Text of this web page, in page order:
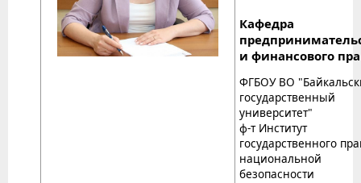
Кафедра
и финансового
ФГБОУ ВО
государственный
университет"
ф-т Институт
государственного
национальной
безопасности